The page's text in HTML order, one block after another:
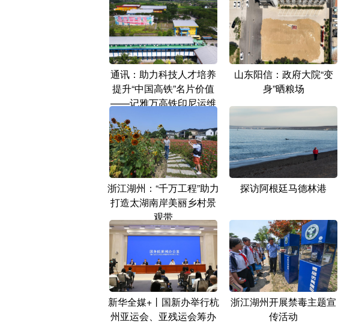
通讯：助力科技人才培养
提升“中国高铁”名片价值
——记雅万高铁印尼运维
山东阳信：政府大院“变
身”晒粮场
浙江湖州：“千万工程”助力
打造太湖南岸美丽乡村景
观带
探访阿根廷马德林港
新华全媒+丨国新办举行杭
州亚运会、亚残运会筹办
浙江湖州开展禁毒主题宣
传活动